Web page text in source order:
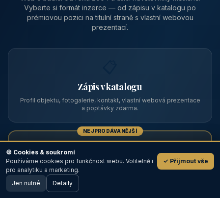
Vyberte si formát inzerce — od zápisu v katalogu po
prémiovou pozici na titulní straně s vlastní webovou
prezentací.
Zápis v katalogu
Profil objektu, fotogalerie, kontakt, vlastní webová prezentace
a poptávky zdarma.
NEJPRODÁVANĚJŠÍ
Prémiový partner
TOP pozice na titulce, přednost ve výpisech, zlatý odznak a
💬
🖥️ Desktop verze
🍪 Cookies & soukromí
Používáme cookies pro funkčnost webu. Volitelně i
pro analytiku a marketing.
✓ Přijmout vše
Jen nutné Detaily